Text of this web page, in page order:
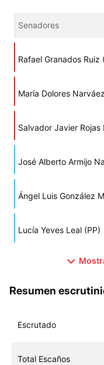
Senadores
Rafael Granados Ruiz
María Dolores
Salvador Javier Rojas
José Alberto Armijo
Ángel Luis González
Lucía Yeves Leal (PP)
Resumen
Escrutado
Total Escaños